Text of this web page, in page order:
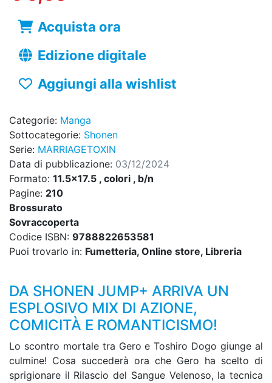
Acquista ora
Edizione digitale
Aggiungi alla wishlist
Categorie: Manga
Sottocategorie: Shonen
Serie: MARRIAGETOXIN
Data di pubblicazione: 03/12/2024
Formato: 11.5x17.5 , colori , b/n
Pagine: 210
Brossurato
Sovraccoperta
Codice ISBN: 9788822653581
Puoi trovarlo in: Fumetteria, Online store, Libreria
DA SHONEN JUMP+ ARRIVA UN
ESPLOSIVO MIX DI AZIONE,
COMICITÀ E ROMANTICISMO!
Lo scontro mortale tra Gero e Toshiro Dogo giunge al
culmine! Cosa succederà ora che Gero ha scelto di
sprigionare il Rilascio del Sangue Velenoso, la tecnica